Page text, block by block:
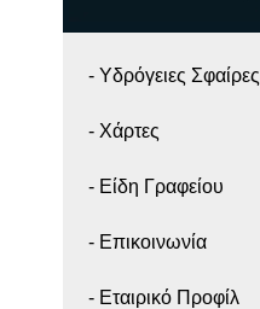
- Yδρόγειες Σφαίρες
- Χάρτες
- Είδη Γραφείου
- Επικοινωνία
- Εταιρικό Προφίλ